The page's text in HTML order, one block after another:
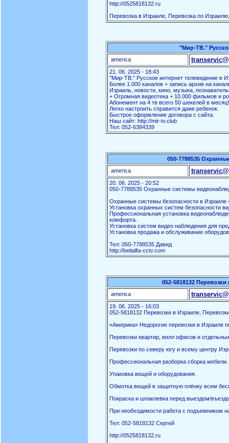
http://0525818132.ru
Перевозка в Израиле, Перевозка по
"Мир-ТВ."
america
21. 06. 2025 - 18:43
"Мир-ТВ." Русское интернет телевидение в
Более 1.000 каналов + запись архив на
Израиль, новости, кино, музыка,
+ Огромная видеотека + 10.000 фильмов и
Абонемент на 4 тв всего 50 шекелей в месяц!
Легко настроить справится даже ребенок.
Быстрое оформление договора с сайта.
Наш сайт: http://mir-tv.club
Тел: 052-6384339
050-7788535
america
20. 06. 2025 - 20:52
050-7788535 Охранные системы
Охранные системы безопасности в Израиле
Установка охранных систем безопасности
Профессиональная установка
комфорта.
Установка систем видео наблюдения для
Установка продажа и обслуживание
Тел: 050-7788535 Давид
http://beitalfa-cctv.com
052-5818132
america
19. 06. 2025 - 16:03
052-5818132 Перевозки в Израиле,
«Америка» Недорогие перевозки в Израиле
Перевозки квартир, вилл офисов и
Перевозки по северу югу и всему центру
Профессиональная разборка сборка мебели.
Упаковка вещей и оборудования.
Обмотка вещей в защитную плёнку всем
Покраска и шпаклевка перед выездом/
При необходимости работа с подъемником
Тел: 052-5818132 Сергей
http://0525818132.ru